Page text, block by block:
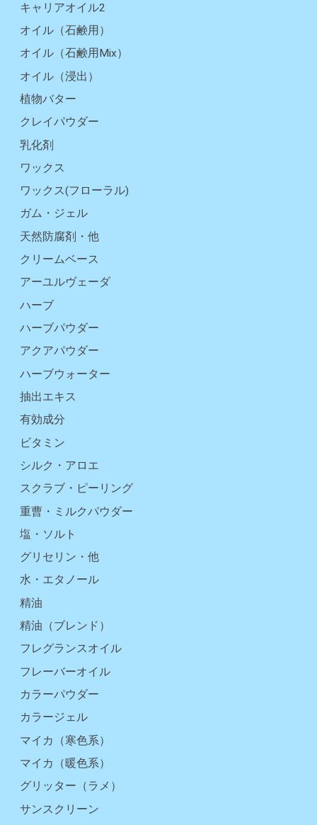
キャリアオイル2
オイル（石鹸用）
オイル（石鹸用Mix）
オイル（浸出）
植物バター
クレイパウダー
乳化剤
ワックス
ワックス(フローラル)
ガム・ジェル
天然防腐剤・他
クリームベース
アーユルヴェーダ
ハーブ
ハーブパウダー
アクアパウダー
ハーブウォーター
抽出エキス
有効成分
ビタミン
シルク・アロエ
スクラブ・ピーリング
重曹・ミルクパウダー
塩・ソルト
グリセリン・他
水・エタノール
精油
精油（ブレンド）
フレグランスオイル
フレーバーオイル
カラーパウダー
カラージェル
マイカ（寒色系）
マイカ（暖色系）
グリッター（ラメ）
サンスクリーン